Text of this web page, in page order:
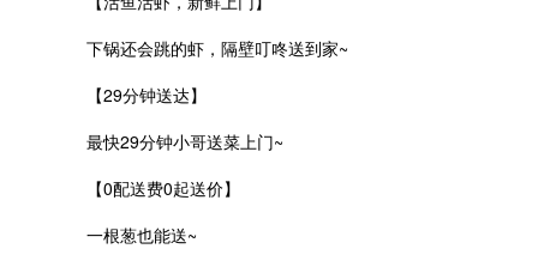
下锅还会跳的虾，隔壁叮咚送到家~
【29分钟送达】
最快29分钟小哥送菜上门~
【0配送费0起送价】
一根葱也能送~